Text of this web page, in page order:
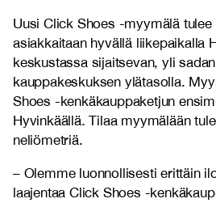
Uusi Click Shoes -myymälä tulee
asiakkaitaan hyvällä liikepaikalla
keskustassa sijaitsevan, yli
kauppakeskuksen ylätasolla.
Shoes -kenkäkauppaketjun
Hyvinkäällä. Tilaa myymälään
neliömetriä.
– Olemme luonnollisesti erittäin
laajentaa Click Shoes -